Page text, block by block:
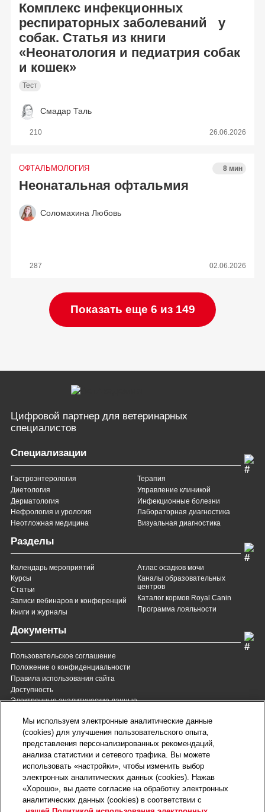
Комплекс инфекционных
респираторных заболеваний у
собак. Статья из книги
«Неонатология и педиатрия собак
и кошек»
Тест
Смадар Таль
210 26.06.2026
ОФТАЛЬМОЛОГИЯ 8 мин
Неонатальная офтальмия
Соломахина Любовь
287 02.06.2026
Показать еще 6 из 149
Цифровой партнер для ветеринарных
специалистов
Специализации
Гастроэнтерология
Диетология
Дерматология
Нефрология и урология
Неотложная медицина
Терапия
Управление клиникой
Инфекционные болезни
Лабораторная диагностика
Визуальная диагностика
Разделы
Календарь мероприятий
Курсы
Статьи
Записи вебинаров и конференций
Книги и журналы
Атлас осадков мочи
Каналы образовательных
центров
Каталог кормов Royal Canin
Программа лояльности
Документы
Пользовательское соглашение
Положение о конфиденциальности
Правила использования сайта
Доступность
Электронные аналитические данные
8 (800) 200-37-35
Служба Заботы для России
звонок бесплатный для
всех регионов России
8 (820) 007-137-35
Служба Заботы для
Республики Беларусь
contact@royalcanin.ru
Техническая поддержка
Карта сайта
Мы используем электронные аналитические данные
(cookies) для улучшения пользовательского опыта,
представления персонализированных рекомендаций,
анализа статистики и сетевого трафика. Вы можете
использовать «настройки», чтобы изменить выбор
электронных аналитических данных (cookies). Нажав
«Хорошо», вы даете согласие на обработку электронных
аналитических данных (cookies) в соответствии с